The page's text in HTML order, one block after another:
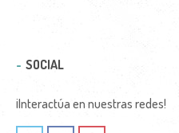
SOCIAL
¡Interactúa en nuestras redes!